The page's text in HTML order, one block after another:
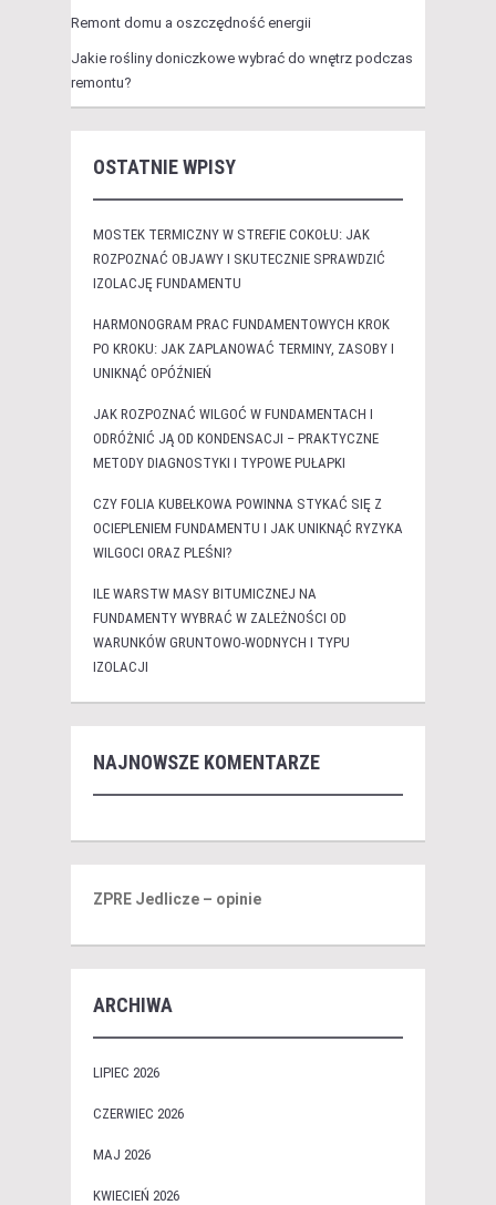
Remont domu a oszczędność energii
Jakie rośliny doniczkowe wybrać do wnętrz podczas
remontu?
OSTATNIE WPISY
MOSTEK TERMICZNY W STREFIE COKOŁU: JAK
ROZPOZNAĆ OBJAWY I SKUTECZNIE SPRAWDZIĆ
IZOLACJĘ FUNDAMENTU
HARMONOGRAM PRAC FUNDAMENTOWYCH KROK
PO KROKU: JAK ZAPLANOWAĆ TERMINY, ZASOBY I
UNIKNĄĆ OPÓŹNIEŃ
JAK ROZPOZNAĆ WILGOĆ W FUNDAMENTACH I
ODRÓŻNIĆ JĄ OD KONDENSACJI – PRAKTYCZNE
METODY DIAGNOSTYKI I TYPOWE PUŁAPKI
CZY FOLIA KUBEŁKOWA POWINNA STYKAĆ SIĘ Z
OCIEPLENIEM FUNDAMENTU I JAK UNIKNĄĆ RYZYKA
WILGOCI ORAZ PLEŚNI?
ILE WARSTW MASY BITUMICZNEJ NA
FUNDAMENTY WYBRAĆ W ZALEŻNOŚCI OD
WARUNKÓW GRUNTOWO-WODNYCH I TYPU
IZOLACJI
NAJNOWSZE KOMENTARZE
ZPRE Jedlicze – opinie
ARCHIWA
LIPIEC 2026
CZERWIEC 2026
MAJ 2026
KWIECIEŃ 2026